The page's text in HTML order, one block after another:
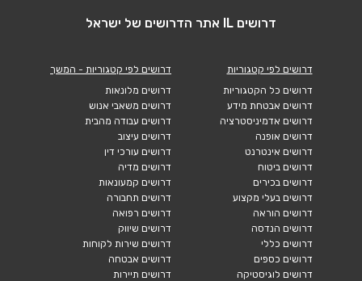
דרושים IL אתר הדרושים של ישראל
דרושים לפי קטגוריות
דרושים כל הקטגוריות
דרושים אבטחת מידע
דרושים אדמיניסטרציה
דרושים אופנה
דרושים אינטרנט
דרושים ביטוח
דרושים בכירים
דרושים בעלי מקצוע
דרושים הוראה
דרושים הנדסה
דרושים כללי
דרושים כספים
דרושים לוגיסטיקה
דרושים לפי קטגוריות - המשך
דרושים מלונאות
דרושים משאבי אנוש
דרושים עבודה מהבית
דרושים עיצוב
דרושים עורכי דין
דרושים מדיה
דרושים קמעונאות
דרושים תחבורה
דרושים רפואה
דרושים שיווק
דרושים שירות לקוחות
דרושים אבטחה
דרושים תיירות